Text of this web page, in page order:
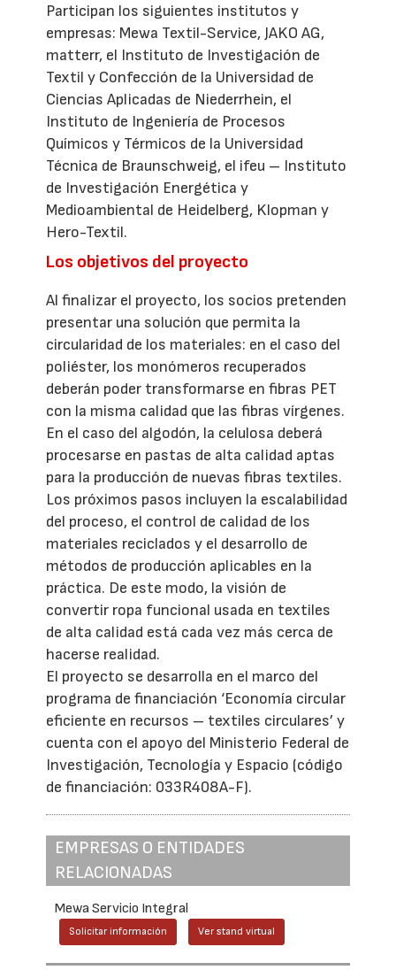
Participan los siguientes institutos y
empresas: Mewa Textil-Service, JAKO AG,
matterr, el Instituto de Investigación de
Textil y Confección de la Universidad de
Ciencias Aplicadas de Niederrhein, el
Instituto de Ingeniería de Procesos
Químicos y Térmicos de la Universidad
Técnica de Braunschweig, el ifeu – Instituto
de Investigación Energética y
Medioambiental de Heidelberg, Klopman y
Hero-Textil.
Los objetivos del proyecto
Al finalizar el proyecto, los socios pretenden
presentar una solución que permita la
circularidad de los materiales: en el caso del
poliéster, los monómeros recuperados
deberán poder transformarse en fibras PET
con la misma calidad que las fibras vírgenes.
En el caso del algodón, la celulosa deberá
procesarse en pastas de alta calidad aptas
para la producción de nuevas fibras textiles.
Los próximos pasos incluyen la escalabilidad
del proceso, el control de calidad de los
materiales reciclados y el desarrollo de
métodos de producción aplicables en la
práctica. De este modo, la visión de
convertir ropa funcional usada en textiles
de alta calidad está cada vez más cerca de
hacerse realidad.
El proyecto se desarrolla en el marco del
programa de financiación ‘Economía circular
eficiente en recursos – textiles circulares’ y
cuenta con el apoyo del Ministerio Federal de
Investigación, Tecnología y Espacio (código
de financiación: 033R408A-F).
EMPRESAS O ENTIDADES
RELACIONADAS
Mewa Servicio Integral
Solicitar información Ver stand virtual